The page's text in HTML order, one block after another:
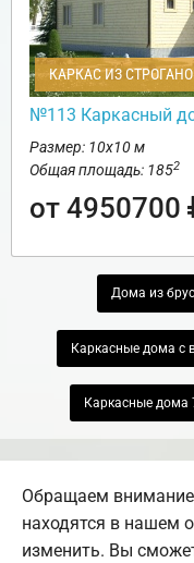
КАРКАС ИЗ
№113 Каркасный
Размер: 10х10 м
Общая площадь: 1852
от 4950700
Дома из
Каркасные дома с
Каркасные дома
Обращаем
находятся в нашем
изменить. Вы